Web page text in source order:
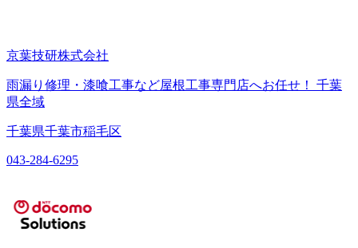
京葉技研株式会社
雨漏り修理・漆喰工事など屋根工事専門店へお任せ！ 千葉
県全域
千葉県千葉市稲毛区
043-284-6295